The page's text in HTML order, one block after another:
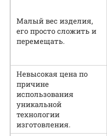
Малый вес изделия,
его просто сложить и
перемещать.
Невысокая цена по
причине
использования
уникальной
технологии
изготовления.